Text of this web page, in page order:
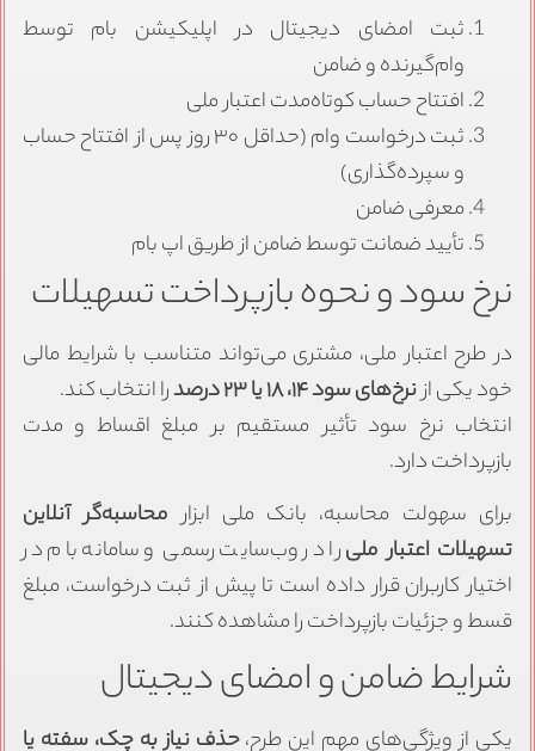
ثبت امضای دیجیتال در اپلیکیشن بام توسط
وام‌گیرنده و ضامن
افتتاح حساب کوتاه‌مدت اعتبار ملی
ثبت درخواست وام (حداقل ۳۰ روز پس از افتتاح حساب
و سپرده‌گذاری)
معرفی ضامن
تأیید ضمانت توسط ضامن از طریق اپ بام
نرخ سود و نحوه بازپرداخت تسهیلات
در طرح اعتبار ملی، مشتری می‌تواند متناسب با شرایط مالی
خود یکی ازنرخ‌های سود ۱۴، ۱۸ یا ۲۳ درصد
را انتخاب کند.
انتخاب نرخ سود تأثیر مستقیم بر مبلغ اقساط و مدت
بازپرداخت دارد.
برای سهولت محاسبه، بانک ملی ابزار محاسبه‌گر آنلاین
تسهیلات اعتبار ملیرا در وب‌سایت رسمی و سامانه بام در
اختیار کاربران قرار داده است تا پیش از ثبت درخواست، مبلغ
قسط و جزئیات بازپرداخت را مشاهده کنند.
شرایط ضامن و امضای دیجیتال
یکی از ویژگی‌های مهم این طرح،حذف نیاز به چک، سفته یا